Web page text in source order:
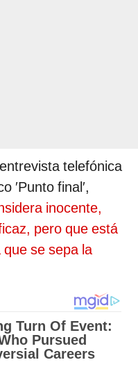
telefónica
′Punto final′,
inocente,
pero que está
se sepa la